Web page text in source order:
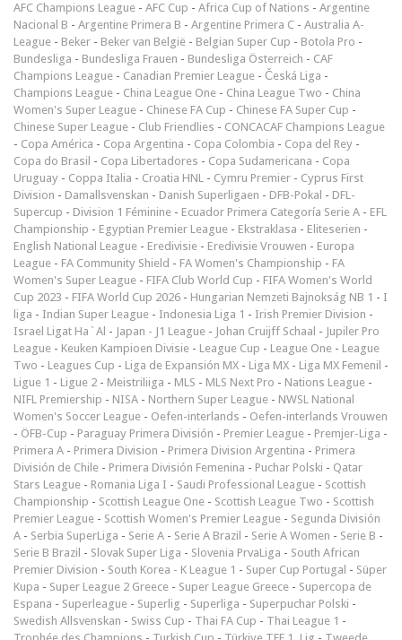
AFC Champions League - AFC Cup - Africa Cup of Nations - Argentine
Nacional B - Argentine Primera B - Argentine Primera C - Australia A-
League - Beker - Beker van België - Belgian Super Cup - Botola Pro -
Bundesliga - Bundesliga Frauen - Bundesliga Österreich - CAF
Champions League - Canadian Premier League - Česká Liga -
Champions League - China League One - China League Two - China
Women's Super League - Chinese FA Cup - Chinese FA Super Cup -
Chinese Super League - Club Friendlies - CONCACAF Champions League
- Copa América - Copa Argentina - Copa Colombia - Copa del Rey -
Copa do Brasil - Copa Libertadores - Copa Sudamericana - Copa
Uruguay - Coppa Italia - Croatia HNL - Cymru Premier - Cyprus First
Division - Damallsvenskan - Danish Superligaen - DFB-Pokal - DFL-
Supercup - Division 1 Féminine - Ecuador Primera Categoría Serie A - EFL
Championship - Egyptian Premier League - Ekstraklasa - Eliteserien -
English National League - Eredivisie - Eredivisie Vrouwen - Europa
League - FA Community Shield - FA Women's Championship - FA
Women's Super League - FIFA Club World Cup - FIFA Women's World
Cup 2023 - FIFA World Cup 2026 - Hungarian Nemzeti Bajnokság NB 1 - I
liga - Indian Super League - Indonesia Liga 1 - Irish Premier Division -
Israel Ligat Ha`Al - Japan - J1 League - Johan Cruijff Schaal - Jupiler Pro
League - Keuken Kampioen Divisie - League Cup - League One - League
Two - Leagues Cup - Liga de Expansión MX - Liga MX - Liga MX Femenil -
Ligue 1 - Ligue 2 - Meistriliiga - MLS - MLS Next Pro - Nations League -
NIFL Premiership - NISA - Northern Super League - NWSL National
Women's Soccer League - Oefen-interlands - Oefen-interlands Vrouwen
- ÖFB-Cup - Paraguay Primera División - Premier League - Premjer-Liga -
Primera A - Primera Division - Primera Division Argentina - Primera
División de Chile - Primera División Femenina - Puchar Polski - Qatar
Stars League - Romania Liga I - Saudi Professional League - Scottish
Championship - Scottish League One - Scottish League Two - Scottish
Premier League - Scottish Women's Premier League - Segunda División
A - Serbia SuperLiga - Serie A - Serie A Brazil - Serie A Women - Serie B -
Serie B Brazil - Slovak Super Liga - Slovenia PrvaLiga - South African
Premier Division - South Korea - K League 1 - Super Cup Portugal - Süper
Kupa - Super League 2 Greece - Super League Greece - Supercopa de
Espana - Superleague - Superlig - Superliga - Superpuchar Polski -
Swedish Allsvenskan - Swiss Cup - Thai FA Cup - Thai League 1 -